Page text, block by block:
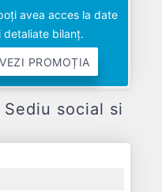
avea acces la date
bilanț.
VEZI PROMOȚIA
Sediu social si